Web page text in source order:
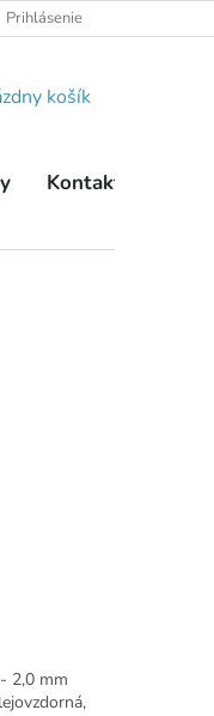
OCHRANY OSOBNÝCH
Prihlásenie
košík
Kontakty
2,0 mm